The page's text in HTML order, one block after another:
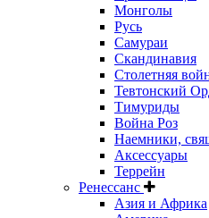
Монголы
Русь
Самураи
Скандинавия
Столетняя
Тевтонский
Тимуриды
Война Роз
Наемники,
Аксессуары
Террейн
Ренессанс
Азия и Африка